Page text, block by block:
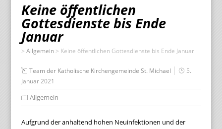
Keine öffentlichen
Gottesdienste bis Ende
Januar
> Allgemein> Keine öffentlichen Gottesdienste bis Ende Januar
Team der Katholische Kirchengemeinde St. Michael
5.
Januar 2021
Allgemein
Aufgrund der anhaltend hohen Neuinfektionen und der